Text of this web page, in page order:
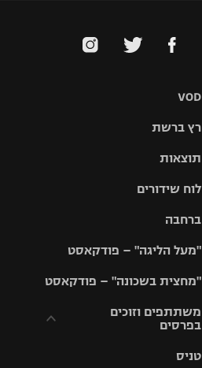
VOD
רץ ברשת
תוצאות
לוח שידורים
ברחבה
"מעל הליגה" – פודקאסט
"מחצית בשכונה" – פודקאסט
משתתפים וזוכים
בפרסים
טניס